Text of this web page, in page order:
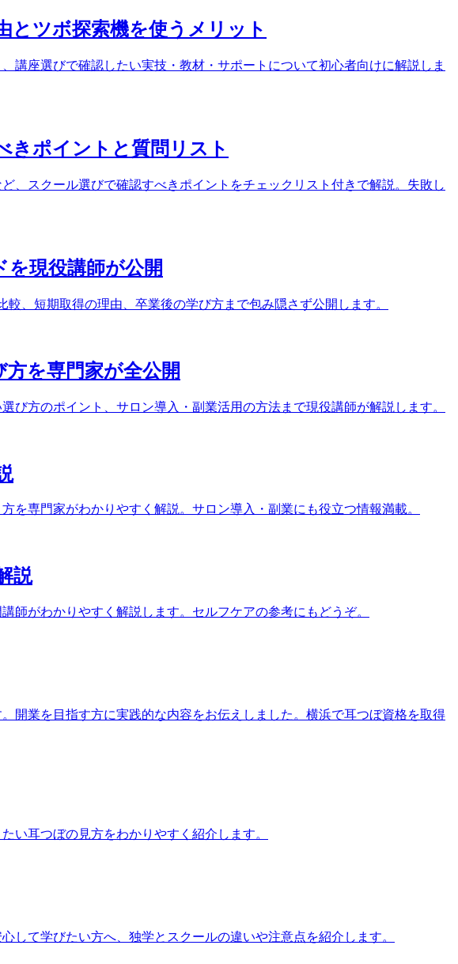
とツボ探索機を使うメリット
講座選びで確認したい実技・教材・サポートについて初心者向けに解説しま
きポイントと質問リスト
、スクール選びで確認すべきポイントをチェックリスト付きで解説。失敗し
を現役講師が公開
、短期取得の理由、卒業後の学び方まで包み隠さず公開します。
方を専門家が全公開
方のポイント、サロン導入・副業活用の方法まで現役講師が解説します。
専門家がわかりやすく解説。サロン導入・副業にも役立つ情報満載。
説
師がわかりやすく解説します。セルフケアの参考にもどうぞ。
開業を目指す方に実践的な内容をお伝えしました。横浜で耳つぼ資格を取得
い耳つぼの見方をわかりやすく紹介します。
て学びたい方へ、独学とスクールの違いや注意点を紹介します。